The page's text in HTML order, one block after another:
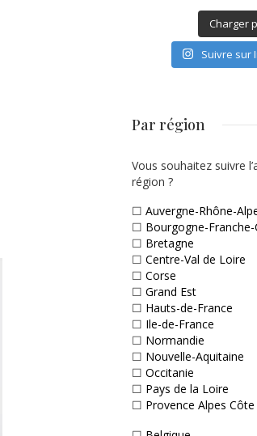
Charger
Suivre sur
Par région
Vous souhaitez suivre
région ?
☐ Auvergne-Rhône-
☐ Bourgogne-
☐ Bretagne
☐ Centre-Val de Loire
☐ Corse
☐ Grand Est
☐ Hauts-de-France
☐ Ile-de-France
☐ Normandie
☐ Nouvelle-Aquitaine
☐ Occitanie
☐ Pays de la Loire
☐ Provence Alpes Côte